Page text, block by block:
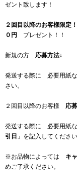
ゼント致します！
２回目以降のお客様限定！
０円
プレゼント！！
新規の方 応募方法↓
発送する際に 必要用紙
さい。
２回目以降のお客様 応
発送する際に 必要用紙
引日 」を記入してください
※お品物によっては キ
めご了承ください。